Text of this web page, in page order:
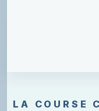
LA COURSE